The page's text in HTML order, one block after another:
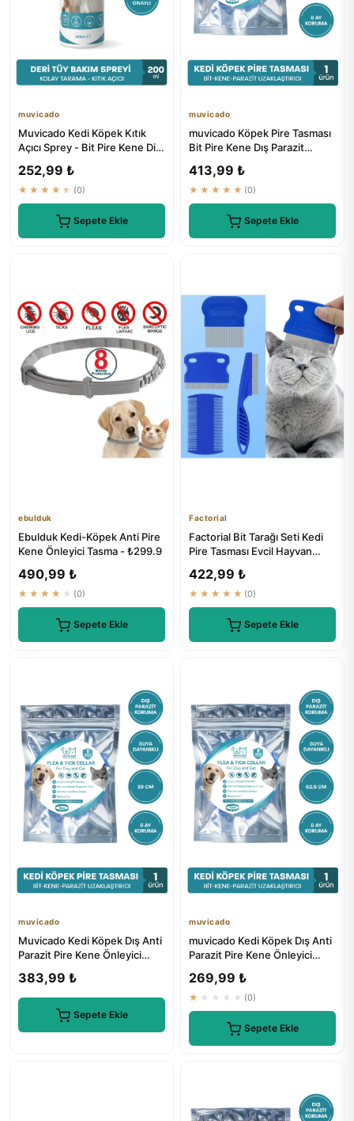
muvicado
Muvicado Kedi Köpek Kıtık
Açıcı Sprey - Bit Pire Kene Dis
252,99 ₺
★★★★★ (0)
Sepete Ekle
muvicado
muvicado Köpek Pire Tasması
Bit Pire Kene Dış Parazit
413,99 ₺
★★★★★ (0)
Sepete Ekle
ebulduk
Ebulduk Kedi-Köpek Anti Pire
Kene Önleyici Tasma - ₺299.9
490,99 ₺
★★★★★ (0)
Sepete Ekle
Factorial
Factorial Bit Tarağı Seti Kedi
Pire Tasması Evcil Hayvan
422,99 ₺
★★★★★ (0)
Sepete Ekle
muvicado
Muvicado Kedi Köpek Dış Anti
Parazit Pire Kene Önleyici
383,99 ₺
Sepete Ekle
muvicado
muvicado Kedi Köpek Dış Anti
Parazit Pire Kene Önleyici
269,99 ₺
★★★★★ (0)
Sepete Ekle